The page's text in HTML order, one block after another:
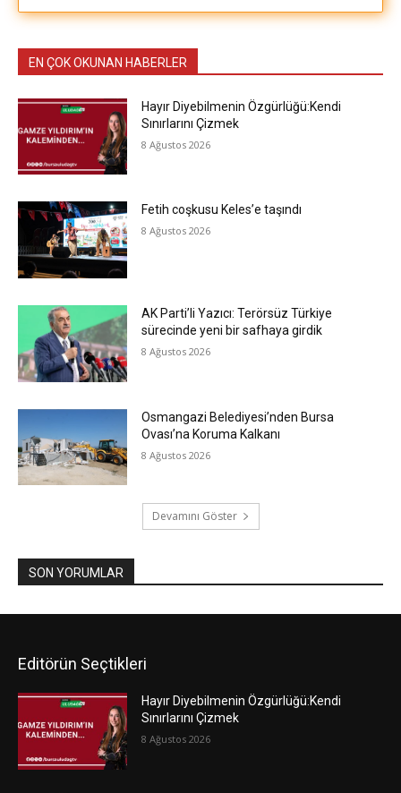
EN ÇOK OKUNAN HABERLER
Hayır Diyebilmenin Özgürlüğü:Kendi
Sınırlarını Çizmek
8 Ağustos 2026
Fetih coşkusu Keles’e taşındı
8 Ağustos 2026
AK Parti’li Yazıcı: Terörsüz Türkiye
sürecinde yeni bir safhaya girdik
8 Ağustos 2026
Osmangazi Belediyesi’nden Bursa
Ovası’na Koruma Kalkanı
8 Ağustos 2026
Devamını Göster
SON YORUMLAR
Editörün Seçtikleri
Hayır Diyebilmenin Özgürlüğü:Kendi
Sınırlarını Çizmek
8 Ağustos 2026